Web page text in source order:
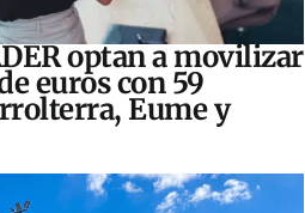
optan a movilizar
euros con 59
Eume y